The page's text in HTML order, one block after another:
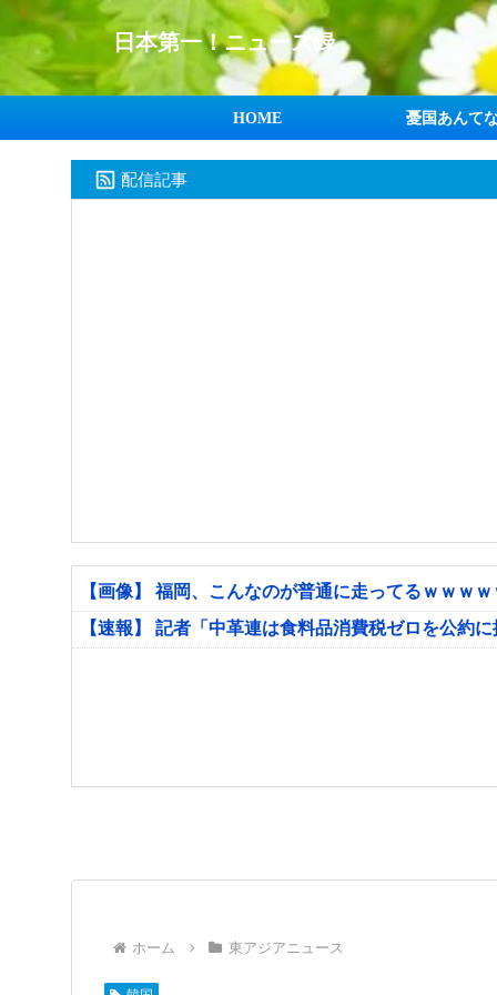
日本第一！ニュース録
HOME 憂国あんて
配信記事
【画像】 福岡、こんなのが普通に走ってるｗｗｗ
【速報】 記者「中革連は食料品消費税ゼロを公約
ホーム 東アジアニュース